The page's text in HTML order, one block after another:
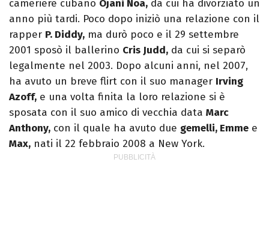
cameriere cubano Ojani Noa, da cui ha divorziato un
anno più tardi. Poco dopo iniziò una relazione con il
rapper P. Diddy, ma durò poco e il 29 settembre
2001 sposò il ballerino Cris Judd, da cui si separò
legalmente nel 2003. Dopo alcuni anni, nel 2007,
ha avuto un breve flirt con il suo manager Irving
Azoff, e una volta finita la loro relazione si è
sposata con il suo amico di vecchia data Marc
Anthony, con il quale ha avuto due gemelli, Emme e
Max, nati il 22 febbraio 2008 a New York.